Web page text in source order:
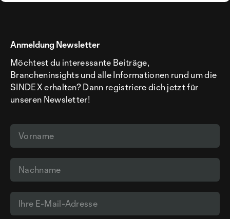
Anmeldung Newsletter
Möchtest du interessante Beiträge,
Brancheninsights und alle Informationen rund um die
SINDEX erhalten? Dann registriere dich jetzt für
unseren Newsletter!